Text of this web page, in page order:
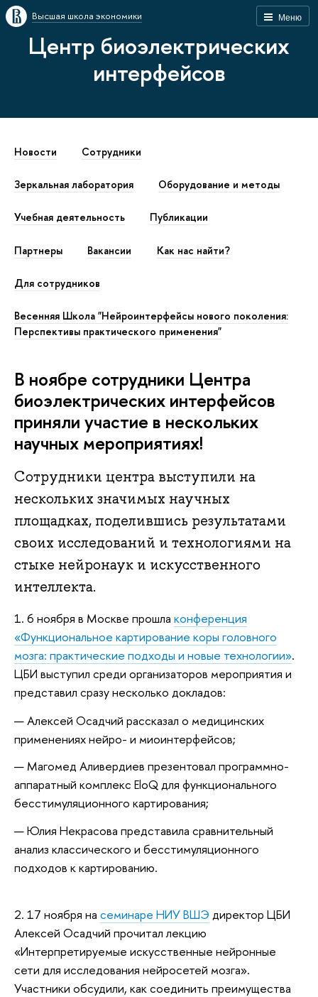
Меню
Высшая школа экономики
Центр биоэлектрических
интерфейсов
Новости Сотрудники
Зеркальная лаборатория Оборудование и методы
Учебная деятельность Публикации
Партнеры Вакансии Как наc найти?
Для сотрудников
Весенняя Школа "Нейроинтерфейсы нового поколения:
Перспективы практического применения"
В ноябре сотрудники Центра
биоэлектрических интерфейсов
приняли участие в нескольких
научных мероприятиях!
Сотрудники центра выступили на
нескольких значимых научных
площадках, поделившись результатами
своих исследований и технологиями на
стыке нейронаук и искусственного
интеллекта.
1. 6 ноября в Москве прошла конференция
«Функциональное картирование коры головного
мозга: практические подходы и новые технологии».
ЦБИ выступил среди организаторов мероприятия и
представил сразу несколько докладов:
Алексей Осадчий рассказал о медицинских
применениях нейро- и миоинтерфейсов;
Магомед Аливердиев презентовал программно-
аппаратный комплекс EloQ для функционального
бесстимуляционного картирования;
Юлия Некрасова представила сравнительный
анализ классического и бесстимуляционного
подходов к картированию.
2. 17 ноября на семинаре НИУ ВШЭ директор ЦБИ
Алексей Осадчий прочитал лекцию
«Интерпретируемые искусственные нейронные
сети для исследования нейросетей мозга».
Участники обсудили, как соединить преимущества